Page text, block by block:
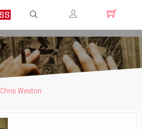
Registrati
Login
Chris Weston